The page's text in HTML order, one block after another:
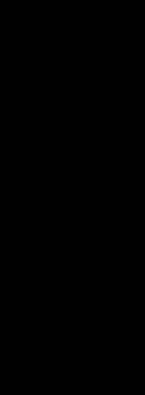
Interface e